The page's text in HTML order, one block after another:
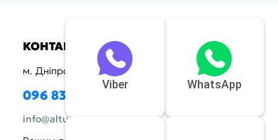
КОНТАКТИ
м. Дніпро, вул. Криворізька, 72
096 837-95-50
info@altuntop.com.ua
WhatsApp
Viber